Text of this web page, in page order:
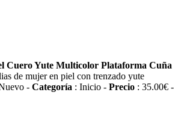
Cuero Yute Multicolor Plataforma Cuña
de mujer en piel con trenzado yute
- Categoría : Inicio - Precio : 35.00€ -